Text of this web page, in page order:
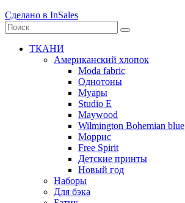
Сделано в InSales
ТКАНИ
Американский хлопок
Moda fabric
Однотоны
Муары
Studio E
Maywood
Wilmington Bohemian blue
Моррис
Free Spirit
Детские принты
Новый год
Наборы
Для бэка